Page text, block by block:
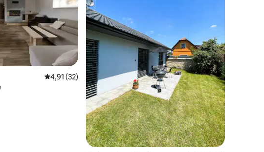
11 Prosječna ocjena: 4,91/5, recenzija: 32
4,91 (32)